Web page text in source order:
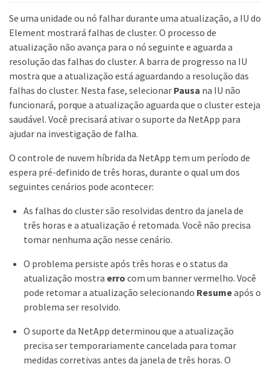
Se uma unidade ou nó falhar durante uma atualização, a IU do
Element mostrará falhas de cluster. O processo de
atualização não avança para o nó seguinte e aguarda a
resolução das falhas do cluster. A barra de progresso na IU
mostra que a atualização está aguardando a resolução das
falhas do cluster. Nesta fase, selecionar Pausa na IU não
funcionará, porque a atualização aguarda que o cluster esteja
saudável. Você precisará ativar o suporte da NetApp para
ajudar na investigação de falha.
O controle de nuvem híbrida da NetApp tem um período de
espera pré-definido de três horas, durante o qual um dos
seguintes cenários pode acontecer:
As falhas do cluster são resolvidas dentro da janela de
três horas e a atualização é retomada. Você não precisa
tomar nenhuma ação nesse cenário.
O problema persiste após três horas e o status da
atualização mostra erro com um banner vermelho. Você
pode retomar a atualização selecionando Resumeapós o
problema ser resolvido.
O suporte da NetApp determinou que a atualização
precisa ser temporariamente cancelada para tomar
medidas corretivas antes da janela de três horas. O